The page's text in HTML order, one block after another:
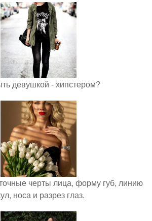
девушкой - хипстером?
черты лица, форму губ, линию
носа и разрез глаз.